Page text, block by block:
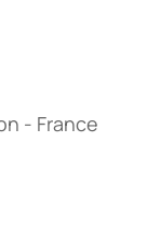
- France